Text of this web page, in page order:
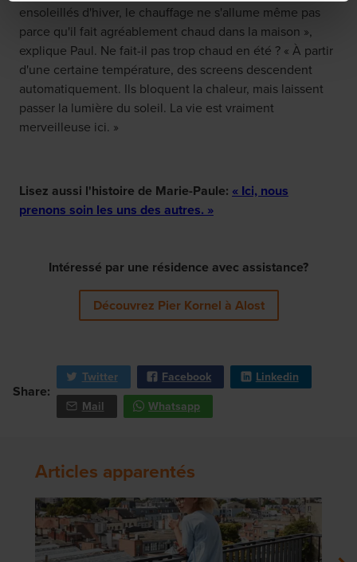
ensoleillés d'hiver, le chauffage ne s'allume même pas
parce qu'il fait agréablement chaud dans la maison »,
explique Paul. Ne fait-il pas trop chaud en été ? « À partir
d'une certaine température, des screens descendent
automatiquement. Ils bloquent la chaleur, mais laissent
passer la lumière du soleil. La vie est vraiment
merveilleuse ici. »
Lisez aussi l'histoire de Marie-Paule: « Ici, nous
prenons soin les uns des autres. »
Intéressé par une résidence avec assistance?
Découvrez Pier Kornel à Alost
Share:
Twitter Facebook
Linkedin
Mail
Whatsapp
Articles apparentés